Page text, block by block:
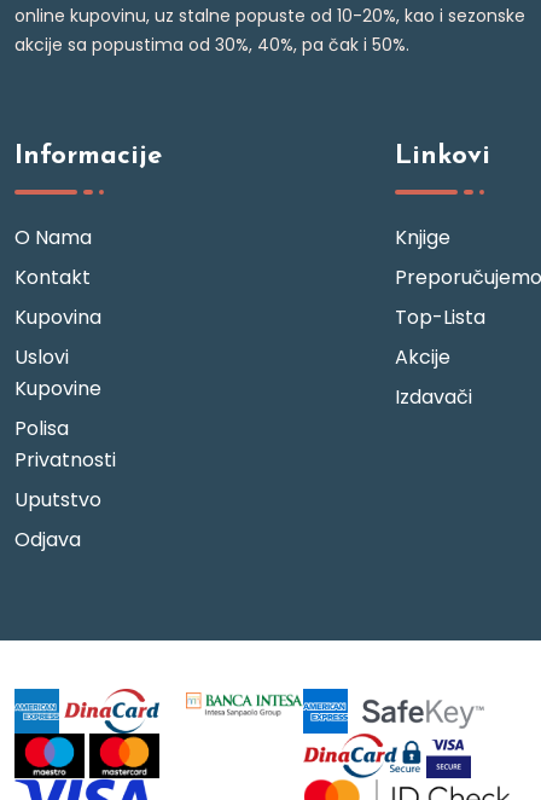
online kupovinu, uz stalne popuste od 10-20%, kao i sezonske
akcije sa popustima od 30%, 40%, pa čak i 50%.
Informacije
O Nama
Kontakt
Kupovina
Uslovi
Kupovine
Polisa
Privatnosti
Uputstvo
Odjava
Linkovi
Knjige
Preporučujemo
Top-Lista
Akcije
Izdavači